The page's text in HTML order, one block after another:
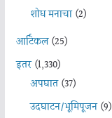
शोध मनाचा(2)
आर्टिकल(25)
इतर(1,330)
अपघात(37)
उदघाटन/भूमिपूजन(9)